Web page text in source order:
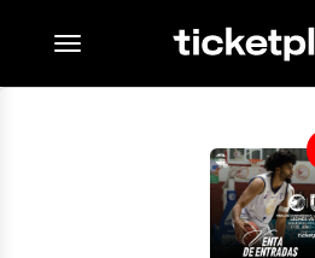
desplegar navegación